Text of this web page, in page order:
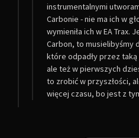
instrumentalnymi
Carbonie - nie ma ich w
wymieniła ich w EA Trax.
Carbon, to musielibyśmy
które odpadły przez
ale też w pierwszych
to zrobić w przyszłości,
więcej czasu, bo jest z